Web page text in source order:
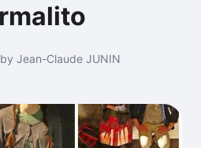
Jean-Claude JUNIN